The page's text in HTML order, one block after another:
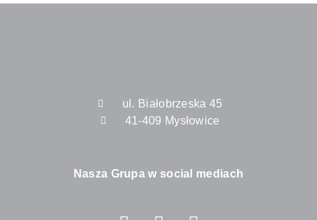
ul. Białobrzeska 45
41-409 Mysłowice
Nasza Grupa w social mediach